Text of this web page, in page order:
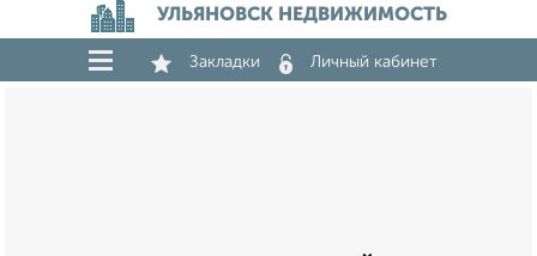
УЛЬЯНОВСК НЕДВИЖИМОСТЬ
Закладки Личный кабинет